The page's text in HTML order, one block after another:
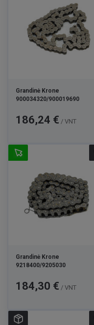
Grandinė Krone
900034320/900019690
Kaina
186,24 € / VNT
Grandinė Krone
9218400/9205030
Kaina
184,30 € / VNT